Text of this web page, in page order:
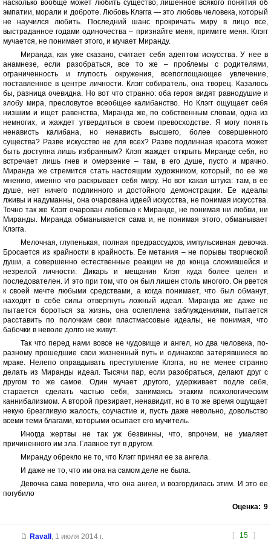
насколько вообще может любить существо, лишенное всякого понятия об
эмпатии, морали и доброте. Любовь Клэгга — это любовь человека, который
не научился любить. Последний шанс прокричать миру в лицо все,
выстраданное годами одиночества – признайте меня, примите меня. Клэгг
мучается, не понимает этого, и мучает Миранду.
Миранда, как уже сказано, считает себя адептом искусства. У нее в
анамнезе, если разобраться, все то же – проблемы с родителями,
ограниченность и глупость окружения, всепоглощающее увлечение,
поставленное в центре личности. Клэгг собиратель, она творец. Казалось
бы, разница очевидна. Но вот что странно: оба героя видят равнодушие и
злобу мира, пресловутое всеобщее калибанство. Но Клэгг ощущает себя
низшим и ищет равенства, Миранда же, по собственным словам, одна из
немногих, и жаждет утвердиться в своем превосходстве. Я могу понять
ненависть калибана, но ненависть высшего, более совершенного
существа? Разве искусство не для всех? Разве подлинная красота может
быть доступна лишь избранным? Клэгг жаждет открыть Миранде себя, но
встречает лишь гнев и омерзение – там, в его душе, пусто и мрачно.
Миранда же стремится стать настоящим художником, который, по ее же
мнению, именно что раскрывает себя миру. Но вот какая штука: там, в ее
душе, нет ничего подлинного и достойного демонстрации. Ее идеалы
лживы и надуманны, она очарована идеей искусства, не понимая искусства.
Точно так же Клэгг очарован любовью к Миранде, не понимая ни любви, ни
Миранды. Миранда обманывается сама и, не понимая этого, обманывает
Клэгга.
Мелочная, глупенькая, полная предрассудков, импульсивная девочка.
Бросается из крайности в крайность. Ее метания – не порывы творческой
души, а совершенно естественные реакции не до конца сложившейся и
незрелой личности. Дикарь и мещанин Клэгг куда более целен и
последователен. И это при том, что он был лишен столь многого. Он рвется
к своей мечте любыми средствами, а когда понимает, что был обманут,
находит в себе силы отвергнуть ложный идеал. Миранда же даже не
пытается бороться за жизнь, она ослеплена заблуждениями, пытается
расставить по полочкам свои пластмассовые идеалы, не понимая, что
бабочки в неволе долго не живут.
Так что перед нами вовсе не чудовище и ангел, но два человека, по-
разному прошедшие свои жизненный путь и одинаково затерявшиеся во
мраке. Нелепо оправдывать преступление Клэгга, но не менее странно
делать из Миранды идеал. Тысячи пар, если разобраться, делают друг с
другом то же самое. Один мучает другого, удерживает подле себя,
старается сделать частью себя, занимаясь этаким психологическим
каннибализмом. А второй презирает, ненавидит, но в то же время ощущает
некую брезгливую жалость, соучастие и, пусть даже невольно, довольство
всеми теми благами, которыми осыпает его мучитель.
Иногда жертвы не так уж безвинны, что, впрочем, не умаляет
причиненного им зла. Главное тут в другом.
Миранду обрекло не то, что Клэгг принял ее за ангела.
И даже не то, что им она на самом деле не была.
Девочка сама поверила, что она ангел, и возгордилась этим. И это ее
погубило
Оценка: 9
[ 15 ]
Ravall , 1 июля 2014 г.